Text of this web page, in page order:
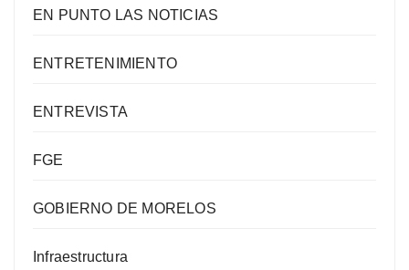
EN PUNTO LAS NOTICIAS
ENTRETENIMIENTO
ENTREVISTA
FGE
GOBIERNO DE MORELOS
Infraestructura